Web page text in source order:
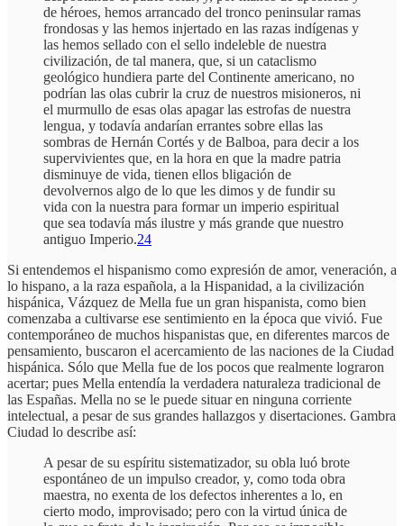
de héroes, hemos arrancado del tronco peninsular ramas
frondosas y las hemos injertado en las razas indígenas y
las hemos sellado con el sello indeleble de nuestra
civilización, de tal manera, que, si un cataclismo
geológico hundiera parte del Continente americano, no
podrían las olas cubrir la cruz de nuestros misioneros, ni
el murmullo de esas olas apagar las estrofas de nuestra
lengua, y todavía andarían errantes sobre ellas las
sombras de Hernán Cortés y de Balboa, para decir a los
supervivientes que, en la hora en que la madre patria
disminuye de vida, tienen ellos bligación de
devolvernos algo de lo que les dimos y de fundir su
vida con la nuestra para formar un imperio espiritual
que sea todavía más ilustre y más grande que nuestro
antiguo Imperio.24
Si entendemos el hispanismo como expresión de amor, veneración, a
lo hispano, a la raza española, a la Hispanidad, a la civilización
hispánica, Vázquez de Mella fue un gran hispanista, como bien
comenzaba a cultivarse ese sentimiento en la época que vivió. Fue
contemporáneo de muchos hispanistas que, en diferentes marcos de
pensamiento, buscaron el acercamiento de las naciones de la Ciudad
hispánica. Sólo que Mella fue de los pocos que realmente lograron
acertar; pues Mella entendía la verdadera naturaleza tradicional de
las Españas. Mella no se le puede situar en ninguna corriente
intelectual, a pesar de sus grandes hallazgos y disertaciones. Gambra
Ciudad lo describe así:
A pesar de su espíritu sistematizador, su obla luó brote
espontáneo de un impulso creador, y, como toda obra
maestra, no exenta de los defectos inherentes a lo, en
cierto modo, improvisado; pero con la virtud única de